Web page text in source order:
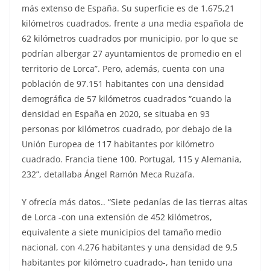
más extenso de España. Su superficie es de 1.675,21
kilómetros cuadrados, frente a una media española de
62 kilómetros cuadrados por municipio, por lo que se
podrían albergar 27 ayuntamientos de promedio en el
territorio de Lorca”. Pero, además, cuenta con una
población de 97.151 habitantes con una densidad
demográfica de 57 kilómetros cuadrados “cuando la
densidad en España en 2020, se situaba en 93
personas por kilómetros cuadrado, por debajo de la
Unión Europea de 117 habitantes por kilómetro
cuadrado. Francia tiene 100. Portugal, 115 y Alemania,
232”, detallaba Ángel Ramón Meca Ruzafa.
Y ofrecía más datos.. “Siete pedanías de las tierras altas
de Lorca -con una extensión de 452 kilómetros,
equivalente a siete municipios del tamaño medio
nacional, con 4.276 habitantes y una densidad de 9,5
habitantes por kilómetro cuadrado-, han tenido una